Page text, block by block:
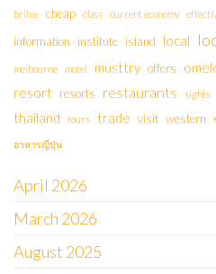
bribie cheap class current economy
information institute island local
melbourne motel musttry offers
resort resorts restaurants sights
thailand tours trade visit western
อาหารญี่ปุ่น
April 2026
March 2026
August 2025